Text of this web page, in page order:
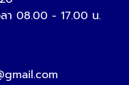
ลา 08.00 - 17.00 น.